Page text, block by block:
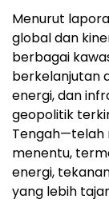
Menurut
global dan
berbagai
berkelanjutan
energi, dan
geopolitik
Tengah—telah
menentu,
energi,
yang lebih